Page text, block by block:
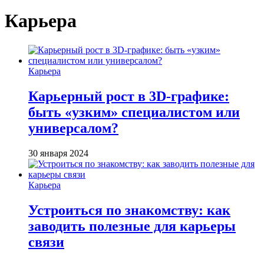
Карьера
Карьера
Карьерный рост в 3D-графике:
быть «узким» специалистом или
универсалом?
30 января 2024
Карьера
Устроиться по знакомству: как
заводить полезные для карьеры
связи